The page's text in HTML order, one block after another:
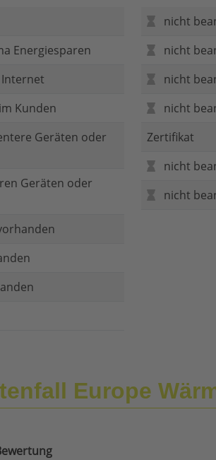
Energiesparen
Kunden
Geräten oder
Geräten oder
nicht
nicht
nicht
nicht
Zertifikat
nicht
nicht
Europe